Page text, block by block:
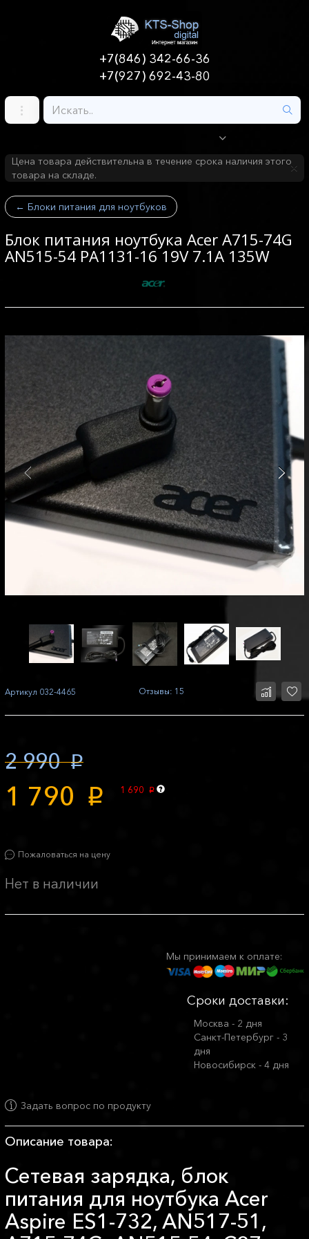
+7(846) 342-66-36
+7(927) 692-43-80
Цена товара действительна в течение срока наличия этого
товара на складе.
← Блоки питания для ноутбуков
Блок питания ноутбука Acer A715-74G
AN515-54 PA1131-16 19V 7.1A 135W
Артикул 032-4465 Отзывы: 15
2 990 p
1 790 p 1 690 p
Пожаловаться на цену
Нет в наличии
Мы принимаем к оплате:
Сроки доставки:
Москва - 2 дня
Санкт-Петербург - 3
дня
Новосибирск - 4 дня
Задать вопрос по продукту
Описание товара:
Сетевая зарядка, блок
питания для ноутбука Acer
Aspire ES1-732, AN517-51,